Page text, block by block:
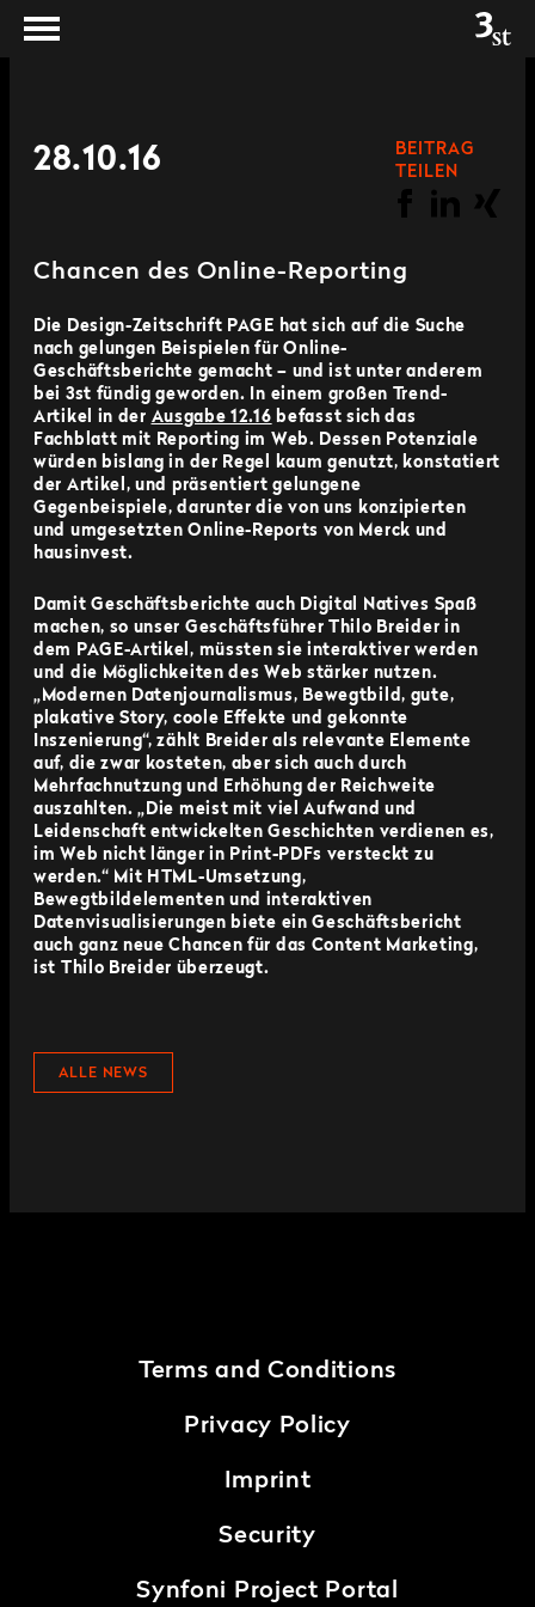
28.10.16
BEITRAG
TEILEN
Chancen des Online-Reporting
Die Design-Zeitschrift PAGE hat sich auf die Suche
nach gelungen Beispielen für Online-
Geschäftsberichte gemacht – und ist unter anderem
bei 3st fündig geworden. In einem großen Trend-
Artikel in der Ausgabe 12.16 befasst sich das
Fachblatt mit Reporting im Web. Dessen Potenziale
würden bislang in der Regel kaum genutzt, konstatiert
der Artikel, und präsentiert gelungene
Gegenbeispiele, darunter die von uns konzipierten
und umgesetzten Online-Reports von Merck und
hausinvest.
Damit Geschäftsberichte auch Digital Natives Spaß
machen, so unser Geschäftsführer Thilo Breider in
dem PAGE-Artikel, müssten sie interaktiver werden
und die Möglichkeiten des Web stärker nutzen.
„Modernen Datenjournalismus, Bewegtbild, gute,
plakative Story, coole Effekte und gekonnte
Inszenierung“, zählt Breider als relevante Elemente
auf, die zwar kosteten, aber sich auch durch
Mehrfachnutzung und Erhöhung der Reichweite
auszahlten. „Die meist mit viel Aufwand und
Leidenschaft entwickelten Geschichten verdienen es,
im Web nicht länger in Print-PDFs versteckt zu
werden.“ Mit HTML-Umsetzung,
Bewegtbildelementen und interaktiven
Datenvisualisierungen biete ein Geschäftsbericht
auch ganz neue Chancen für das Content Marketing,
ist Thilo Breider überzeugt.
ALLE NEWS
Terms and Conditions
Privacy Policy
Imprint
Security
Synfoni Project Portal